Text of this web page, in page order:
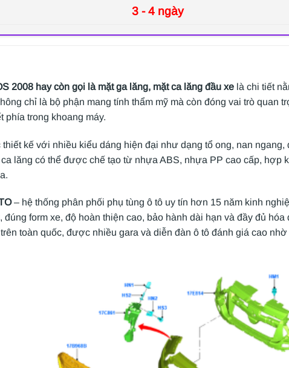
3 - 4 ngày
2008 hay còn gọi là mặt ga lăng, mặt ca lăng đầu xe là chi tiết
chỉ là bộ phận mang tính thẩm mỹ mà còn đóng vai trò quan
phía trong khoang máy.
kế với nhiều kiểu dáng hiện đại như dạng tổ ong, nan ngang,
lăng có thể được chế tạo từ nhựa ABS, nhựa PP cao cấp, hợp
– hệ thống phân phối phụ tùng ô tô uy tín hơn 15 năm kinh
, đúng form xe, độ hoàn thiện cao, bảo hành dài hạn và đầy đủ
toàn quốc, được nhiều gara và diễn đàn ô tô đánh giá cao